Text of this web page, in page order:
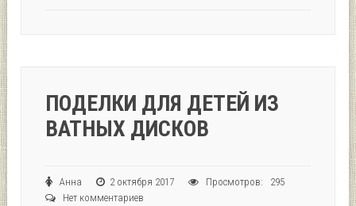
ПОДЕЛКИ ДЛЯ ДЕТЕЙ ИЗ
ВАТНЫХ ДИСКОВ
Анна 2 октября 2017
Просмотров: 295
Нет комментариев